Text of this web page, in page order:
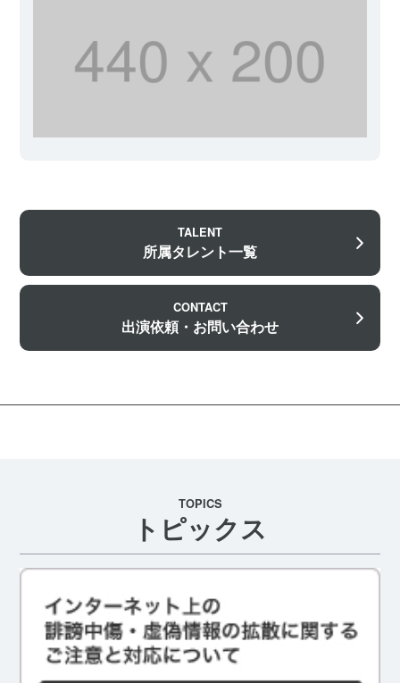
TALENT
所属タレント一覧
CONTACT
出演依頼・お問い合わせ
TOPICS
トピックス